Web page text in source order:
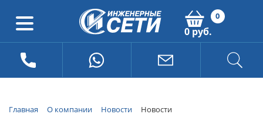
0
0 руб.
Главная О компании Новости Новости